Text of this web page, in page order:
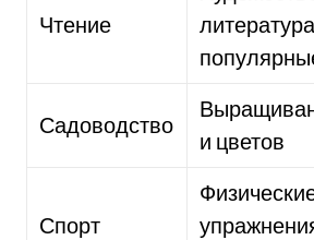
Чтение
Садоводство
и цветов
Спорт